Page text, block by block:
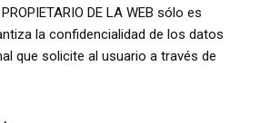
DE LA WEB sólo es
la confidencialidad de los datos
que solicite al usuario a través de